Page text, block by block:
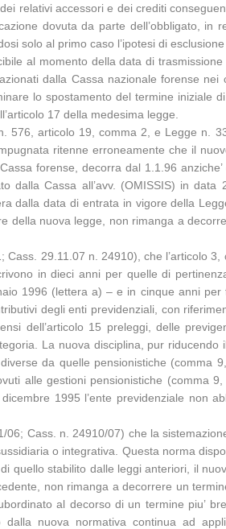
relativi accessori e dei crediti
dovuta da parte dell’obbligato, in
solo al primo caso l’ipotesi di
al momento della data di trasmissione
dalla Cassa nazionale forense nei
lo spostamento del termine iniziale
17 della medesima legge.
576, articolo 19, comma 2, e Legge n.
ritenne erroneamente che il
forense, decorra dal 1.1.96 anziche’
dalla Cassa all’avv. (OMISSIS) in data
dalla data di entrata in vigore della
della nuova legge, non rimanga a
29.11.07 n. 24910), che l’articolo 3,
in dieci anni per quelle di
1996 (lettera a) – e in cinque anni per
degli enti previdenziali, con
dell’articolo 15 preleggi, delle
La nuova disciplina, pur riducendo
da quelle pensionistiche (comma
alle gestioni pensionistiche (comma
1995 l’ente previdenziale non
06; Cass. n. 24910/07) che la
o integrativa. Questa norma
quello stabilito dalle leggi anteriori, il
non rimanga a decorrere un
al decorso di un termine piu’
nuova normativa continua ad